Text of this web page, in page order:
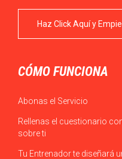
Haz Click Aquí y
CÓMO FUNCIONA
Abonas el Servicio
Rellenas el cuestionario
sobre ti
Tu Entrenador te diseñará